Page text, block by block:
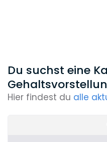
Du suchst eine
Hier findest du alle